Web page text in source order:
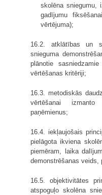
skolēna sniegumu,
gadījumu
vērtējuma);
16.2. atklātības un
snieguma
plānotie
vērtēšanas kritēriji;
16.3. metodiskās
vērtēšanai izmanto
paņēmienus;
16.4. iekļaujošais
pielāgota ikviena
piemēram, laika
demonstrēšanas veids,
16.5. objektivitātes
atspoguļo skolēna